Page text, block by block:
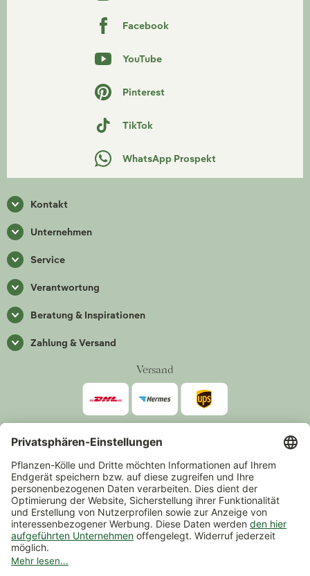
Facebook
YouTube
Pinterest
TikTok
WhatsApp Prospekt
Kontakt
Unternehmen
Service
Verantwortung
Beratung & Inspirationen
Zahlung & Versand
Versand
Zahlarten
*Alle Preise inkl. gesetzlicher Mehrwertsteuer zzgl.Versand
Mindestbestellwert 14,90 €, ausgenommen sind Gutscheine und
Events.